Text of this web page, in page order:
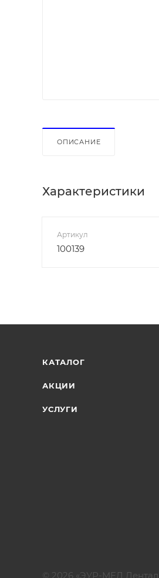
ОПИСАНИЕ
Характеристики
Артикул
100139
КАТАЛОГ
АКЦИИ
УСЛУГИ
© 2026 «ЭУР-МЕД